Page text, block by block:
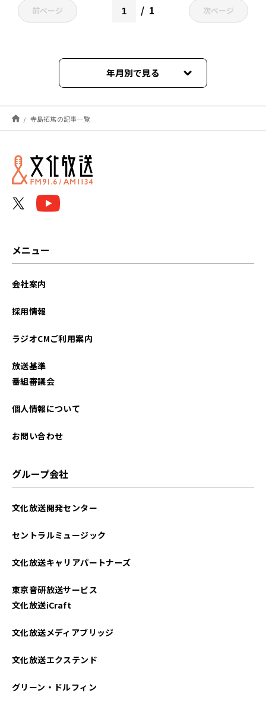
前ページ 1 次ページ
年月別で見る
2026年07月
2026年06月
2026年05月
2025年08月
2025年05月
2024年12月
2024年11月
2024年10月
寺島拓篤の記事一覧
メニュー
会社案内
採用情報
ラジオCMご利用案内
放送基準
番組審議会
個人情報について
お問い合わせ
グループ会社
文化放送開発センター
セントラルミュージック
文化放送キャリアパートナーズ
東京音研放送サービス
文化放送iCraft
文化放送メディアブリッジ
文化放送エクステンド
グリーン・ドルフィン